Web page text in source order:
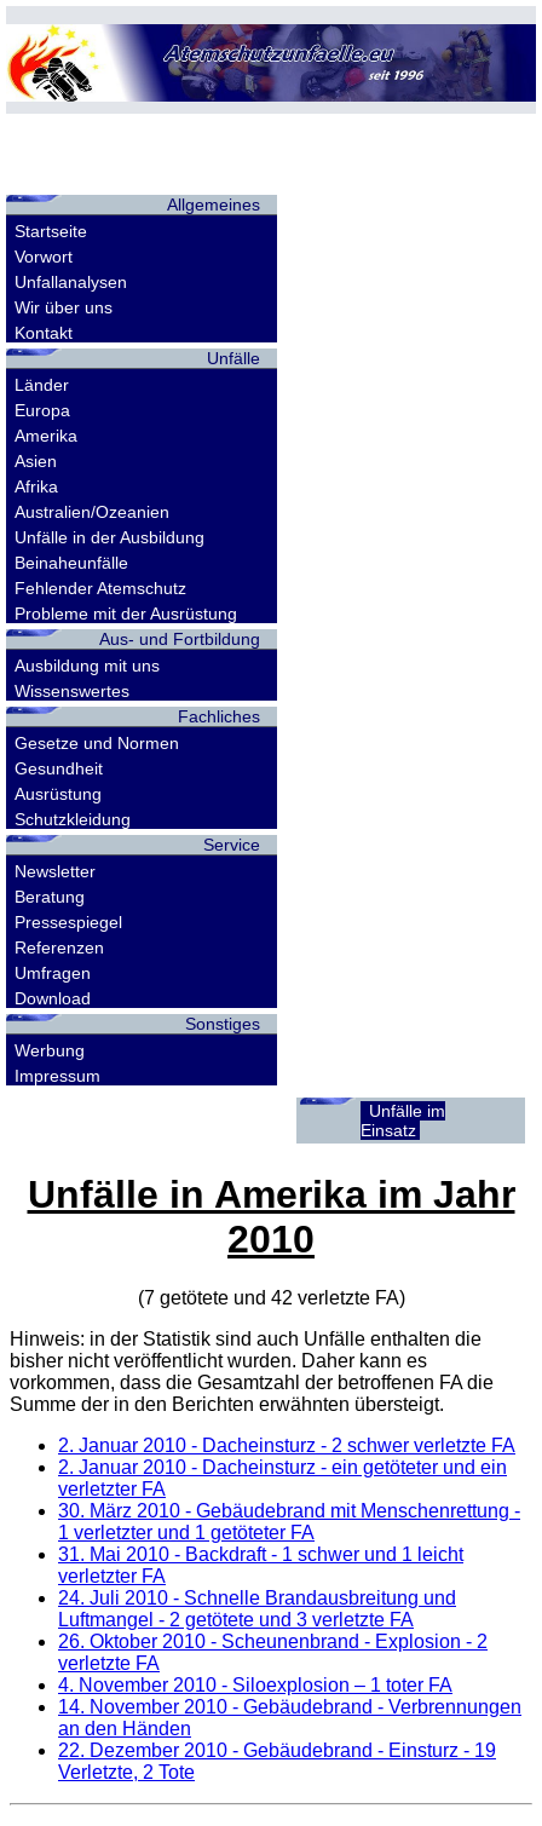
Allgemeines
Startseite
Vorwort
Unfallanalysen
Wir über uns
Kontakt
Unfälle
Länder
Europa
Amerika
Asien
Afrika
Australien/Ozeanien
Unfälle in der Ausbildung
Beinaheunfälle
Fehlender Atemschutz
Probleme mit der Ausrüstung
Aus- und Fortbildung
Ausbildung mit uns
Wissenswertes
Fachliches
Gesetze und Normen
Gesundheit
Ausrüstung
Schutzkleidung
Service
Newsletter
Beratung
Pressespiegel
Referenzen
Umfragen
Download
Sonstiges
Werbung
Impressum
Unfälle im
Einsatz
Unfälle in Amerika im Jahr
2010
(7 getötete und 42 verletzte FA)
Hinweis: in der Statistik sind auch Unfälle enthalten die
bisher nicht veröffentlicht wurden. Daher kann es
vorkommen, dass die Gesamtzahl der betroffenen FAdie
Summe der in den Berichten erwähnten übersteigt.
2. Januar 2010 - Dacheinsturz - 2 schwer verletzte FA
2. Januar 2010 - Dacheinsturz - ein getöteter und ein
verletzter FA
30. März 2010 - Gebäudebrand mit Menschenrettung -
1 verletzter und 1 getöteter FA
31. Mai 2010 - Backdraft - 1 schwer und 1 leicht
verletzter FA
24. Juli 2010 - Schnelle Brandausbreitung und
Luftmangel - 2 getötete und 3 verletzte FA
26. Oktober 2010 - Scheunenbrand - Explosion - 2
verletzte FA
4. November 2010 - Siloexplosion – 1 toter FA
14. November 2010 - Gebäudebrand - Verbrennungen
an den Händen
22. Dezember 2010 - Gebäudebrand - Einsturz - 19
Verletzte, 2 Tote